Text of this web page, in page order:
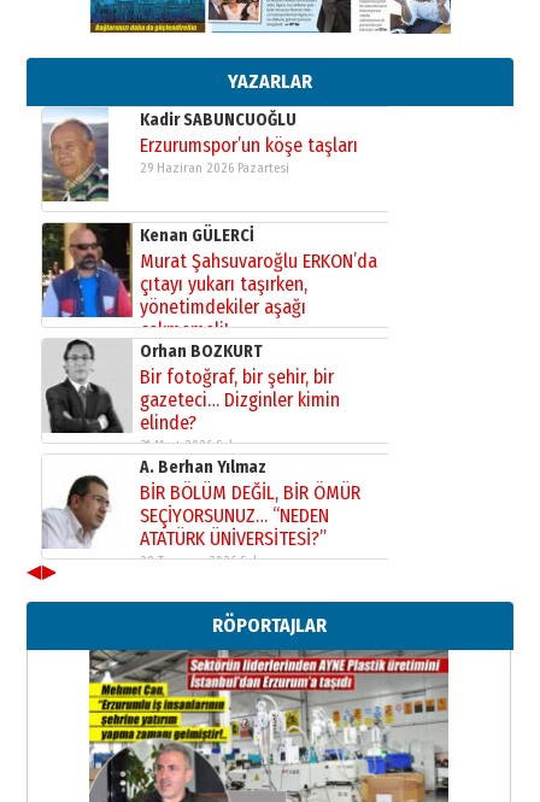
YAZARLAR
Başkan Sekmen’den Erzurum’a
02 Ağustos 2026 Pazar
Kadir SABUNCUOĞLU
Erzurumspor’un köşe taşları
29 Haziran 2026 Pazartesi
Kenan GÜLERCİ
Murat Şahsuvaroğlu ERKON’da
çıtayı yukarı taşırken,
yönetimdekiler aşağı
çekmemeli!
17 Şubat 2026 SalıOrhan BOZKURT
Bir fotoğraf, bir şehir, bir
gazeteci… Dizginler kimin
elinde?
31 Mart 2026 Salı
A. Berhan Yılmaz
BİR BÖLÜM DEĞİL, BİR ÖMÜR
SEÇİYORSUNUZ… “NEDEN
ATATÜRK ÜNİVERSİTESİ?”
28 Temmuz 2026 Salı
Ahmed Yesevi’den bir Alperen…
”Reisimiz” idi… Hakka yürüdü.!
26 Mart 2026 Perşembe
Cem Bakırcı
Ardında bıraktığı hatıralarıyla
gönül adamı Faruk Terzioğlu!
13 Mayıs 2026 Çarşamba
◀▶
RÖPORTAJLAR